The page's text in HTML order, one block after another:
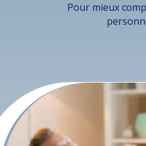
Pour mieux